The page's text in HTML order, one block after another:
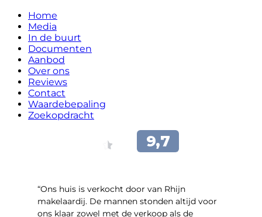
Home
Media
In de buurt
Documenten
Aanbod
Over ons
Reviews
Contact
Waardebepaling
Zoekopdracht
“Ons huis is verkocht door van Rhijn
makelaardij. De mannen stonden altijd voor
ons klaar zowel met de verkoop als de